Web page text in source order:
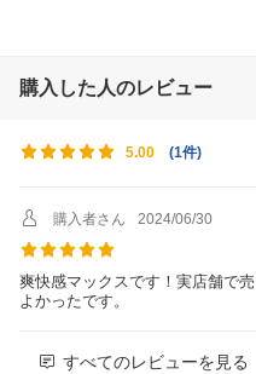
購入した人のレビュー
5.00 (1件)
購入者さん 2024/06/30
爽快感マックスです！実店舗で
よかったです。
すべてのレビューを見る